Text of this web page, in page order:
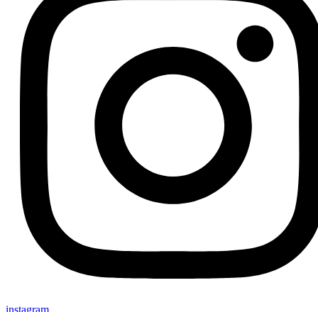
instagram